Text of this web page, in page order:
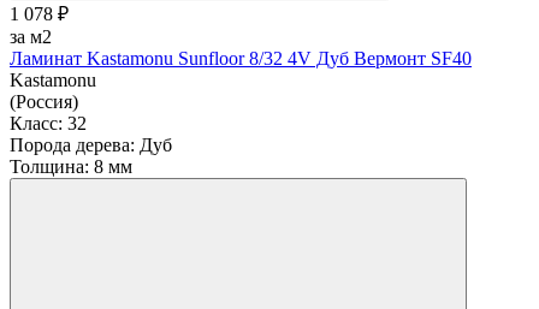
1 078 ₽
за м2
Ламинат Kastamonu Sunfloor 8/32 4V Дуб Вермонт SF40
Kastamonu
(Россия)
Класс: 32
Порода дерева: Дуб
Толщина: 8 мм